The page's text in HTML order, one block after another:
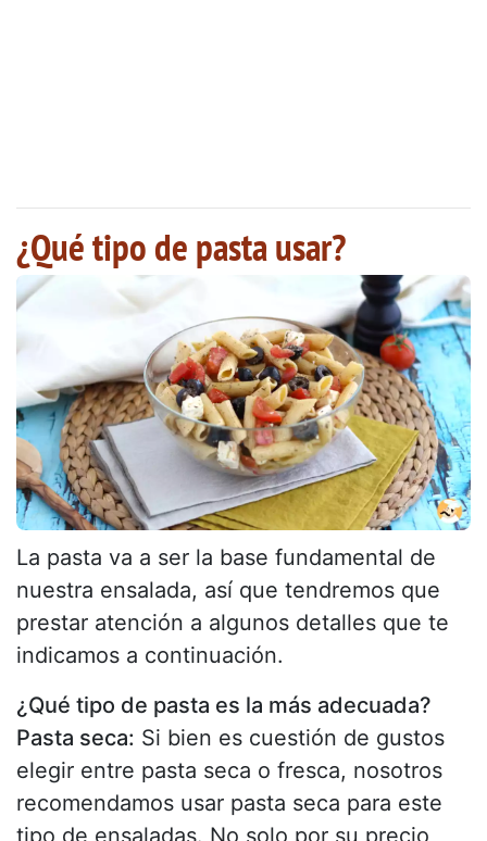
¿Qué tipo de pasta usar?
La pasta va a ser la base fundamental de
nuestra ensalada, así que tendremos que
prestar atención a algunos detalles que te
indicamos a continuación.
¿Qué tipo de pasta es la más adecuada?
Pasta seca: Si bien es cuestión de gustos
elegir entre pasta seca o fresca, nosotros
recomendamos usar pasta seca para este
tipo de ensaladas. No solo por su precio,